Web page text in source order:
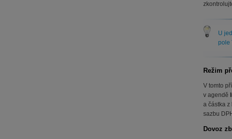
U
pole
Režim
V tomto
v agendě
a částka
sazbu
Dovoz